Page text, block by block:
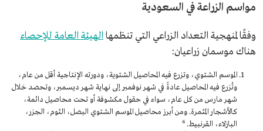
مواسم الزراعة في السعودية
وفقًا لمنهجية التعداد الزراعي التي تنظمها الهيئة العامة للإحصاء
هناك موسمان زراعيان:
الموسم الشتوي، وتزرع فيه المحاصيل الشتوية، ودورته الإنتاجية أقل من عام،
وتُزرع فيه المحاصيل عادةً في شهر نوفمبر إلى نهاية شهر ديسمبر، وتحصد خلال
شهر مارس من كل عام، سواء في حقول مكشوفة أو تحت محاصيل دائمة،
كالأشجار المثمرة. ومن أبرز محاصيل الموسم الشتوي البصل، الثوم، الجزر،
البازلاء، القرنبيط. 6